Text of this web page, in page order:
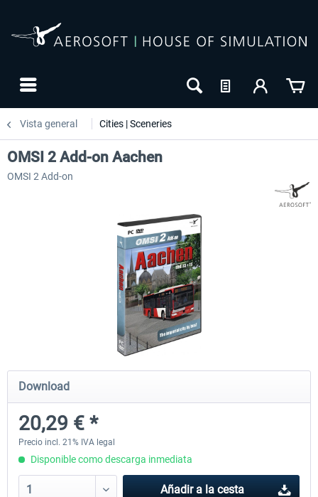
Vista general Cities | Sceneries
OMSI 2 Add-on Thüringer Wald
30,49 € *
OMSI 2 Add-on Berlin Line
OMSI 2 Add-on Aachen
OMSI 2 Add-on
Download
20,29 € *
Precio incl. 21% IVA legal
Disponible como descarga inmediata
Añadir a la cesta